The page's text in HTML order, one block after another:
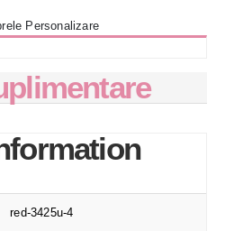
Personalizare
red-3425u-4